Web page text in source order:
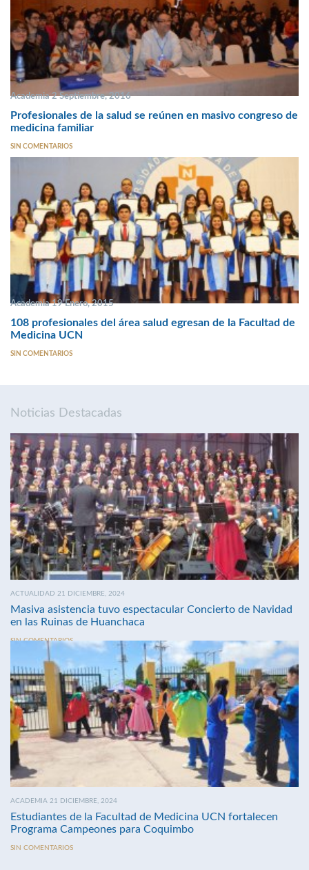
Academia 2 Septiembre, 2016
Profesionales de la salud se reúnen en masivo congreso de
medicina familiar
SIN COMENTARIOS
Academia 19 Enero, 2015
108 profesionales del área salud egresan de la Facultad de
Medicina UCN
SIN COMENTARIOS
Noticias Destacadas
ACTUALIDAD 21 DICIEMBRE, 2024
Masiva asistencia tuvo espectacular Concierto de Navidad
en las Ruinas de Huanchaca
SIN COMENTARIOS
ACADEMIA 21 DICIEMBRE, 2024
Estudiantes de la Facultad de Medicina UCN fortalecen
Programa Campeones para Coquimbo
SIN COMENTARIOS